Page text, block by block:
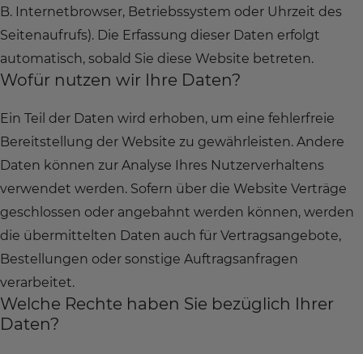
B. Internetbrowser, Betriebssystem oder Uhrzeit des
Seitenaufrufs). Die Erfassung dieser Daten erfolgt
automatisch, sobald Sie diese Website betreten.
Wofür nutzen wir Ihre Daten?
Ein Teil der Daten wird erhoben, um eine fehlerfreie
Bereitstellung der Website zu gewährleisten. Andere
Daten können zur Analyse Ihres Nutzerverhaltens
verwendet werden. Sofern über die Website Verträge
geschlossen oder angebahnt werden können, werden
die übermittelten Daten auch für Vertragsangebote,
Bestellungen oder sonstige Auftragsanfragen
verarbeitet.
Welche Rechte haben Sie bezüglich Ihrer
Daten?